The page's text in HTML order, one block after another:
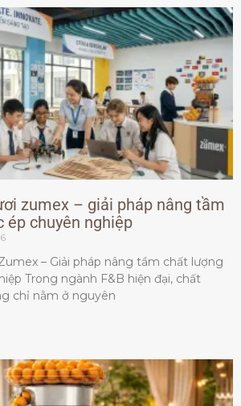
zumex – giải pháp nâng tầm
ép chuyên nghiệp
– Giải pháp nâng tầm chất lượng
Trong ngành F&B hiện đại, chất
chỉ nằm ở nguyên